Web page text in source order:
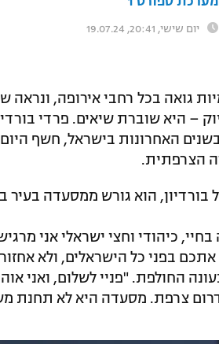
יום שישי, 20:41, 19.07.24
גואה בכל רחבי אירופה,
– היא שוברת שיאים. פרדי
האחרונות בישראל, חשף
הצרפתית.
בורדיון, הוא גורש ממסעדה בעיר
כיהודי וחצי ישראלי אני
בפני כל הישראלים, ולא
החולפת. "פניי לשלום, ואני
צרפת. מסעדה היא לא תחנת